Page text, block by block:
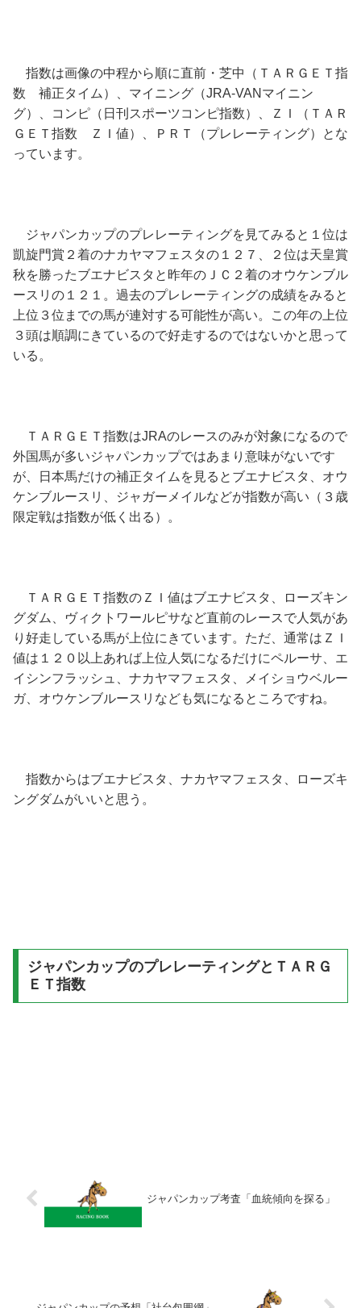
指数は画像の中程から順に直前・芝中（ＴＡＲＧＥＴ指
数 補正タイム）、マイニング（JRA-VANマイニン
グ）、コンピ（日刊スポーツコンピ指数）、ＺＩ（ＴＡＲ
ＧＥＴ指数 ＺＩ値）、ＰＲＴ（プレレーティング）とな
っています。
ジャパンカップのプレレーティングを見てみると１位は
凱旋門賞２着のナカヤマフェスタの１２７、２位は天皇賞
秋を勝ったブエナビスタと昨年のＪＣ２着のオウケンブル
ースリの１２１。過去のプレレーティングの成績をみると
上位３位までの馬が連対する可能性が高い。この年の上位
３頭は順調にきているので好走するのではないかと思って
いる。
ＴＡＲＧＥＴ指数はJRAのレースのみが対象になるので
外国馬が多いジャパンカップではあまり意味がないです
が、日本馬だけの補正タイムを見るとブエナビスタ、オウ
ケンブルースリ、ジャガーメイルなどが指数が高い（３歳
限定戦は指数が低く出る）。
ＴＡＲＧＥＴ指数のＺＩ値はブエナビスタ、ローズキン
グダム、ヴィクトワールピサなど直前のレースで人気があ
り好走している馬が上位にきています。ただ、通常はＺＩ
値は１２０以上あれば上位人気になるだけにペルーサ、エ
イシンフラッシュ、ナカヤマフェスタ、メイショウベルー
ガ、オウケンブルースリなども気になるところですね。
指数からはブエナビスタ、ナカヤマフェスタ、ローズキ
ングダムがいいと思う。
ジャパンカップのプレレーティングとＴＡＲＧ
ＥＴ指数
ジャパンカップ考査「血統傾向を探る」